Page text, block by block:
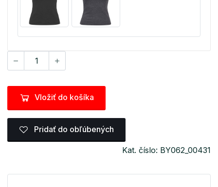
Vložiť do košíka
Pridať do obľúbených
Kat. číslo: BY062_00431